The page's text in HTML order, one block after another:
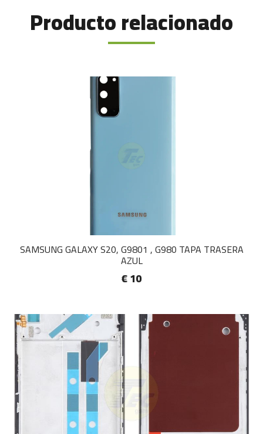
Producto relacionado
SAMSUNG GALAXY S20, G9801 , G980 TAPA TRASERA
AZUL
€ 10